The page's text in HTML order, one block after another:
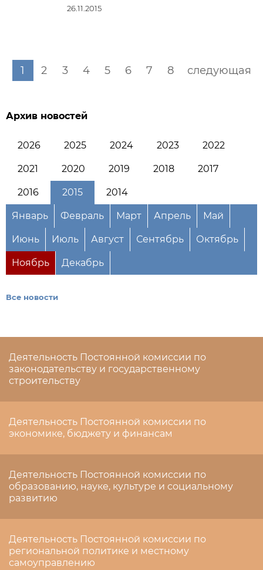
26.11.2015
1 2 3 4 5 6 7 8 следующая
Архив новостей
2026 2025 2024 2023 2022
2021 2020 2019 2018 2017
2016 2015 2014
Январь Февраль Март Апрель Май
Июнь Июль Август Сентябрь Октябрь
Ноябрь Декабрь
Все новости
Деятельность Постоянной комиссии по
законодательству и государственному
строительству
Деятельность Постоянной комиссии по
экономике, бюджету и финансам
Деятельность Постоянной комиссии по
образованию, науке, культуре и социальному
развитию
Деятельность Постоянной комиссии по
региональной политике и местному
самоуправлению